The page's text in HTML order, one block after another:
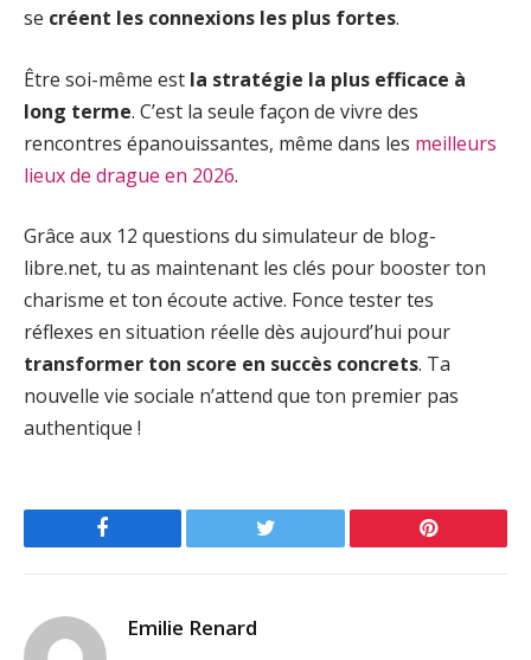
se créent les connexions les plus fortes.
Être soi-même est la stratégie la plus efficace à
long terme. C’est la seule façon de vivre des
rencontres épanouissantes, même dans les meilleurs
lieux de drague en 2026.
Grâce aux 12 questions du simulateur de blog-
libre.net, tu as maintenant les clés pour booster ton
charisme et ton écoute active. Fonce tester tes
réflexes en situation réelle dès aujourd’hui pour
transformer ton score en succès concrets. Ta
nouvelle vie sociale n’attend que ton premier pas
authentique !
Facebook Twitter Pinterest
Emilie Renard